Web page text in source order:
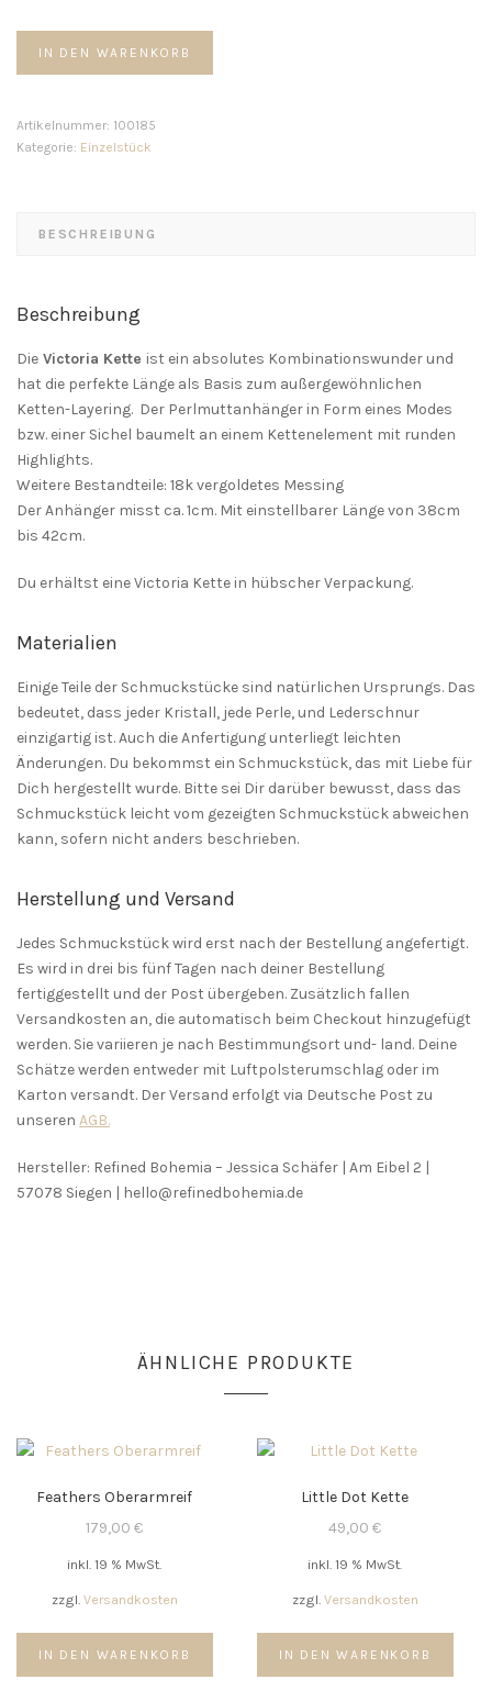
IN DEN WARENKORB
Artikelnummer: 100185
Kategorie: Einzelstück
BESCHREIBUNG
Beschreibung
Die Victoria Kette ist ein absolutes Kombinationswunder und
hat die perfekte Länge als Basis zum außergewöhnlichen
Ketten-Layering. Der Perlmuttanhänger in Form eines Modes
bzw. einer Sichel baumelt an einem Kettenelement mit runden
Highlights.
Weitere Bestandteile: 18k vergoldetes Messing
Der Anhänger misst ca. 1cm. Mit einstellbarer Länge von 38cm
bis 42cm.
Du erhältst eine Victoria Kette in hübscher Verpackung.
Materialien
Einige Teile der Schmuckstücke sind natürlichen Ursprungs. Das
bedeutet, dass jeder Kristall, jede Perle, und Lederschnur
einzigartig ist. Auch die Anfertigung unterliegt leichten
Änderungen. Du bekommst ein Schmuckstück, das mit Liebe für
Dich hergestellt wurde. Bitte sei Dir darüber bewusst, dass das
Schmuckstück leicht vom gezeigten Schmuckstück abweichen
kann, sofern nicht anders beschrieben.
Herstellung und Versand
Jedes Schmuckstück wird erst nach der Bestellung angefertigt.
Es wird in drei bis fünf Tagen nach deiner Bestellung
fertiggestellt und der Post übergeben. Zusätzlich fallen
Versandkosten an, die automatisch beim Checkout hinzugefügt
werden. Sie variieren je nach Bestimmungsort und- land. Deine
Schätze werden entweder mit Luftpolsterumschlag oder im
Karton versandt. Der Versand erfolgt via Deutsche Post zu
unseren AGB.
Hersteller: Refined Bohemia – Jessica Schäfer | Am Eibel 2 |
57078 Siegen | hello@refinedbohemia.de
ÄHNLICHE PRODUKTE
Feathers Oberarmreif
179,00€
inkl. 19 % MwSt.
zzgl. Versandkosten
IN DEN WARENKORB
Little Dot Kette
49,00€
inkl. 19 % MwSt.
zzgl. Versandkosten
IN DEN WARENKORB